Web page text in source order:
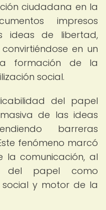
ciudadana en la
impresos
ideas de libertad,
en un
formación de la
social.
del papel
de las ideas
barreras
fenómeno marcó
la comunicación, al
del papel como
y motor de la